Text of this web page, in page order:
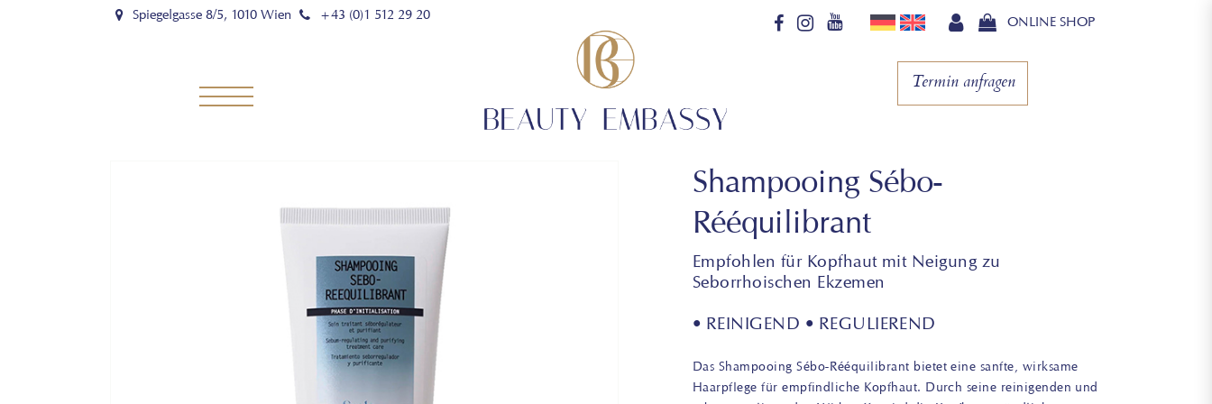
Spiegelgasse 8/5, 1010 Wien +43 (0)1 512 29 20 ONLINE SHOP
Termin anfragen
Shampooing Sébo-
Rééquilibrant
Empfohlen für Kopfhaut mit Neigung zu
Seborrhoischen Ekzemen
• REINIGEND • REGULIEREND
Das Shampooing Sébo-Rééquilibrant bietet eine sanfte, wirksame
Haarpflege für empfindliche Kopfhaut. Durch seine reinigenden und